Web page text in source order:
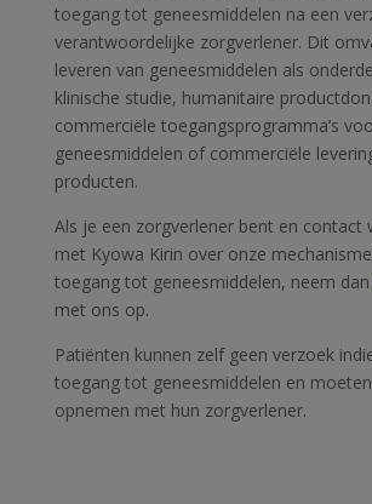
toegang tot geneesmiddelen na een
verantwoordelijke zorgverlener. Dit
leveren van geneesmiddelen als
klinische studie, humanitaire
commerciële toegangsprogramma’s
geneesmiddelen of commerciële
producten.
Als je een zorgverlener bent en contact
met Kyowa Kirin over onze
toegang tot geneesmiddelen, neem dan
met ons op.
Patiënten kunnen zelf geen verzoek
toegang tot geneesmiddelen en
opnemen met hun zorgverlener.